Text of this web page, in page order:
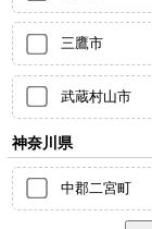
三鷹市
武蔵村山市
神奈川県
中郡二宮町